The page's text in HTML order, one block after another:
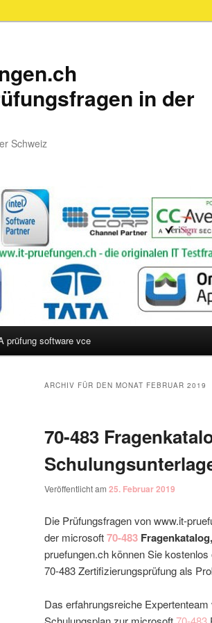
in der
Schweiz
prüfung software vce
ARCHIV FÜR DEN MONAT FEBRUAR 2019
70-483
Veröffentlicht am 25. Februar 2019
Die Prüfungsfragen von www.it-
der microsoft70-483
pruefungen.ch können Sie
70-483 Zertifizierungsprüfung als
Das erfahrungsreiche